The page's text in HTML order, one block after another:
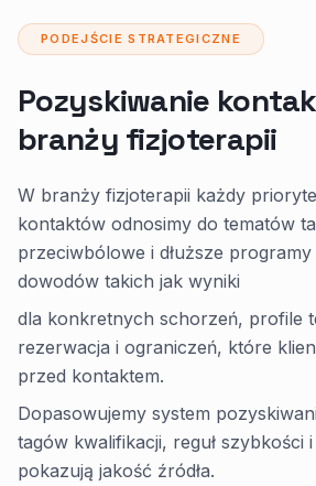
PODEJŚCIE STRATEGICZNE
Pozyskiwanie
branży fizjoterapii
W branży fizjoterapii każdy
kontaktów odnosimy do tematów
przeciwbólowe i dłuższe programy
dowodów takich jak wyniki
dla konkretnych schorzeń, profile
rezerwacja i ograniczeń, które
przed kontaktem.
Dopasowujemy system
tagów kwalifikacji, reguł szybkości
pokazują jakość źródła.